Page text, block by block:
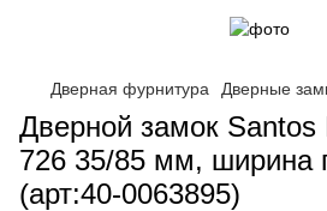
Дверная фурнитура Дверные
Дверной замок Santos
726 35/85 мм, ширина
(арт:40-0063895)